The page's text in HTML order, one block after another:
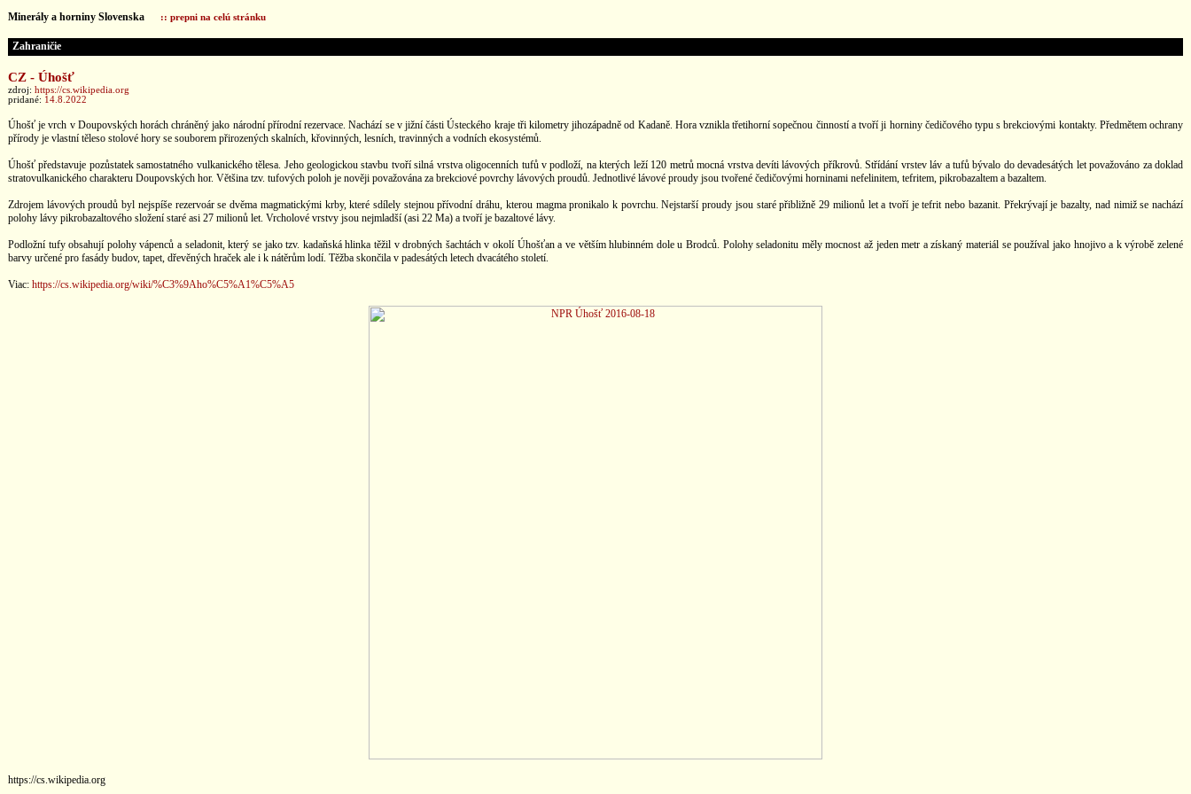
Minerály a horniny Slovenska :: prepni na celú stránku
Zahraničie
CZ - Úhošť
zdroj: https://cs.wikipedia.org
pridané: 14.8.2022
Úhošť je vrch v Doupovských horách chráněný jako národní přírodní rezervace. Nachází se v jižní části Ústeckého kraje tři kilometry jihozápadně od Kadaně. Hora vznikla třetihorní sopečnou činností a tvoří ji horniny čedičového typu s brekciovými kontakty. Předmětem ochrany
přírody je vlastní těleso stolové hory se souborem přirozených skalních, křovinných, lesních, travinných a vodních ekosystémů.
Úhošť představuje pozůstatek samostatného vulkanického tělesa. Jeho geologickou stavbu tvoří silná vrstva oligocenních tufů v podloží, na kterých leží 120 metrů mocná vrstva devíti lávových příkrovů. Střídání vrstev láv a tufů bývalo do devadesátých let považováno za doklad
stratovulkanického charakteru Doupovských hor. Většina tzv. tufových poloh je nověji považována za brekciové povrchy lávových proudů. Jednotlivé lávové proudy jsou tvořené čedičovými horninami nefelinitem, tefritem, pikrobazaltem a bazaltem.
Zdrojem lávových proudů byl nejspíše rezervoár se dvěma magmatickými krby, které sdílely stejnou přívodní dráhu, kterou magma pronikalo k povrchu. Nejstarší proudy jsou staré přibližně 29 milionů let a tvoří je tefrit nebo bazanit. Překrývají je bazalty, nad nimiž se nachází
polohy lávy pikrobazaltového složení staré asi 27 milionů let. Vrcholové vrstvy jsou nejmladší (asi 22 Ma) a tvoří je bazaltové lávy.
Podložní tufy obsahují polohy vápenců a seladonit, který se jako tzv. kadaňská hlinka těžil v drobných šachtách v okolí Úhošťan a ve větším hlubinném dole u Brodců. Polohy seladonitu měly mocnost až jeden metr a získaný materiál se používal jako hnojivo a k výrobě zelené
barvy určené pro fasády budov, tapet, dřevěných hraček ale i k nátěrům lodí. Těžba skončila v padesátých letech dvacátého století.
Viac: https://cs.wikipedia.org/wiki/%C3%9Aho%C5%A1%C5%A5
https://cs.wikipedia.org